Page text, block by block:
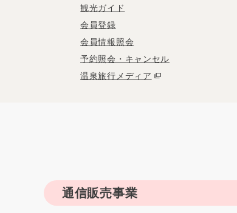
観光ガイド
会員登録
会員情報照会
予約照会・キャンセル
温泉旅行メディア
通信販売事業